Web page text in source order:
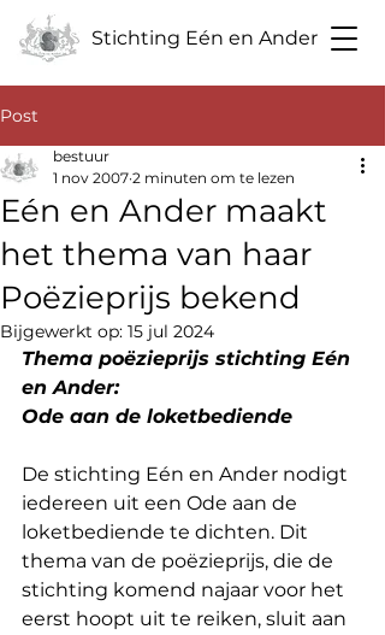
Stichting Eén en Ander
Post
Eén en Ander maakt
het thema van haar
Poëzieprijs bekend
bestuur
1 nov 2007 2 minuten om te lezen
Bijgewerkt op: 15 jul 2024
Thema poëzieprijs stichting Eén
en Ander:
Ode aan de loketbediende
De stichting Eén en Ander nodigt
iedereen uit een Ode aan de
loketbediende te dichten. Dit
thema van de poëzieprijs, die de
stichting komend najaar voor het
eerst hoopt uit te reiken, sluit aan